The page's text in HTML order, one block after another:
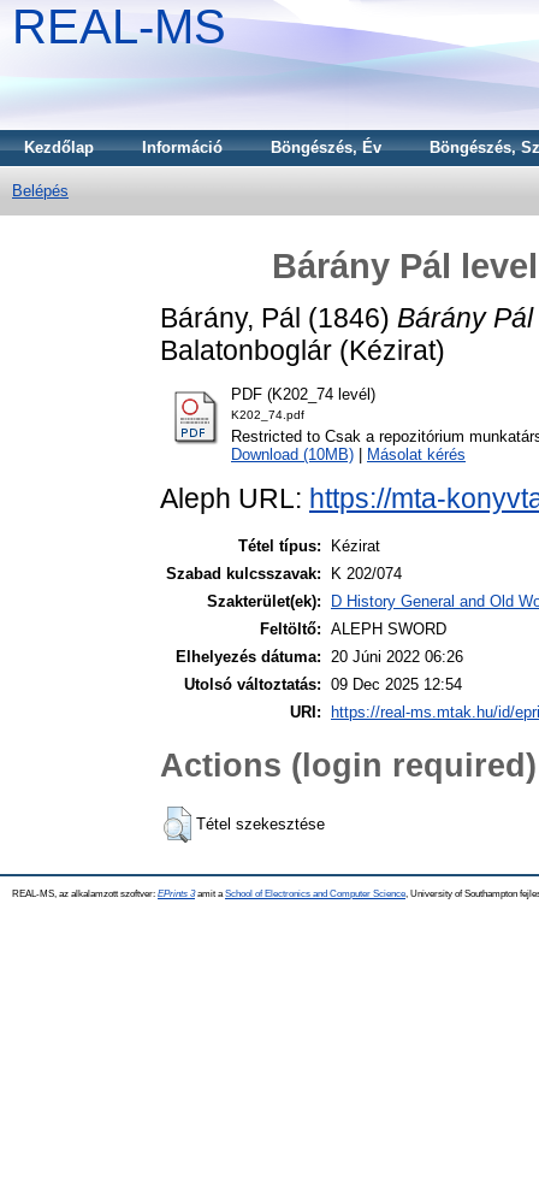
REAL-MS
Kezdőlap Információ Böngészés, Év Böngészés,
Belépés
Bárány Pál
Bárány, Pál (1846) Bárány
Balatonboglár (Kézirat)
PDF (K202_74 levél)
K202_74.pdf
Restricted to Csak a repozitórium
Download (10MB)
Másolat kérés
Aleph URL: https://mta-
Tétel típus:
Kézirat
Szabad kulcsszavak:
K 202/074
Szakterület(ek):
D History General and Old
Feltöltő: ALEPH SWORD
Elhelyezés dátuma: 20 Júni 2022 06:26
Utolsó változtatás: 09 Dec 2025 12:54
URI:
https://real-ms.mtak.hu/id/
Actions (login required)
Tétel szekesztése
REAL-MS, az alkalamzott szoftver: EPrints 3amit a School of Electronics and Computer Science , University of Southampton